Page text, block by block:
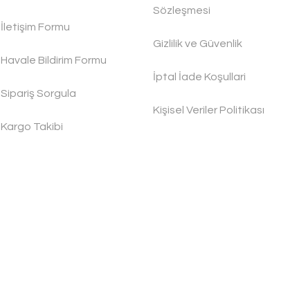
İletişim Formu
Havale Bildirim Formu
Sipariş Sorgula
Kargo Takibi
Sözleşmesi
Gizlilik ve Güvenlik
İptal İade Koşullari
Kişisel Veriler Politikası